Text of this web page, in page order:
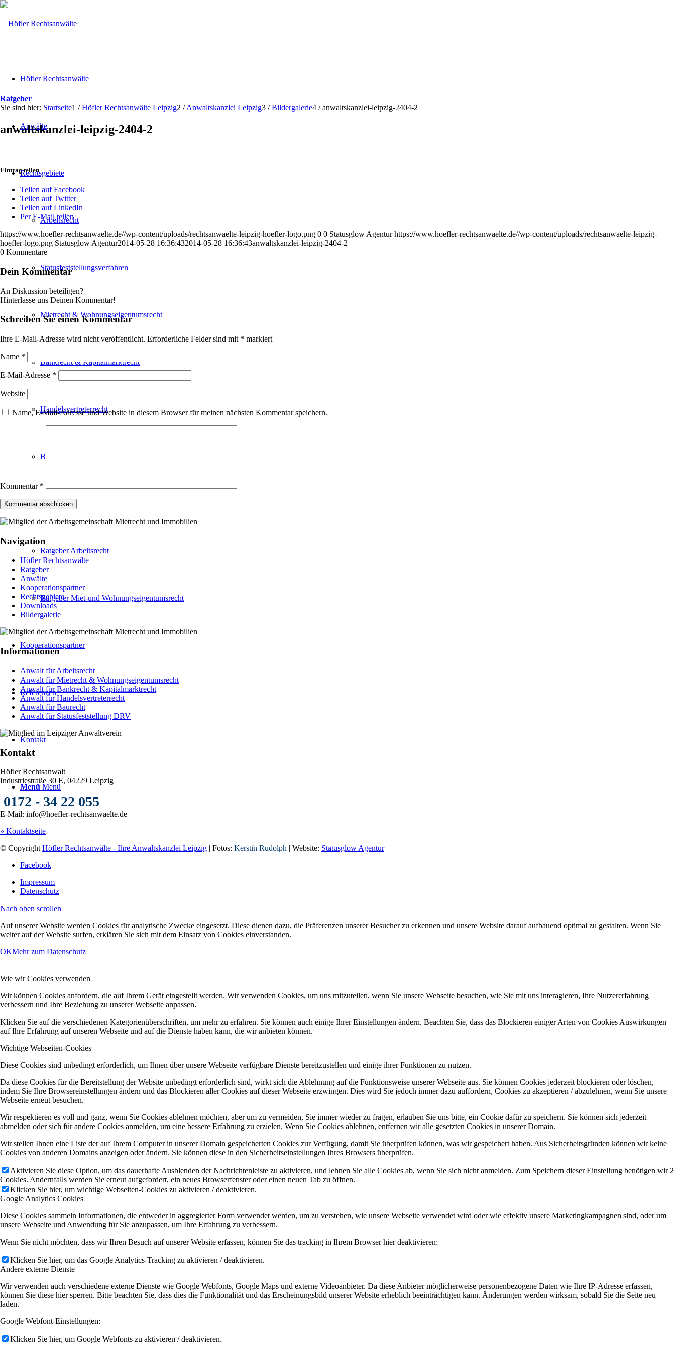
Höfler Rechtsanwälte
Anwälte
Rechtsgebiete
Arbeitsrecht
Statusfeststellungsverfahren
Mietrecht & Wohnungseigentumsrecht
Bankrecht & Kapitalmarktrecht
Handelsvertreterrecht
Baurecht
Ratgeber
Ratgeber Arbeitsrecht
Ratgeber Miet-und Wohnungseigentumsrecht
Kooperationspartner
Referenzen
Kontakt
Menü Menü
Ratgeber
Sie sind hier: Startseite1 / Höfler Rechtsanwälte Leipzig2 / Anwaltskanzlei Leipzig3 / Bildergalerie4 / anwaltskanzlei-leipzig-2404-2
anwaltskanzlei-leipzig-2404-2
Eintrag teilen
Teilen auf Facebook
Teilen auf Twitter
Teilen auf LinkedIn
Per E-Mail teilen
https://www.hoefler-rechtsanwaelte.de//wp-content/uploads/rechtsanwaelte-leipzig-hoefler-logo.png 0 0 Statusglow Agentur https://www.hoefler-rechtsanwaelte.de//wp-content/uploads/rechtsanwaelte-leipzig-
hoefler-logo.png Statusglow Agentur2014-05-28 16:36:432014-05-28 16:36:43anwaltskanzlei-leipzig-2404-2
0 Kommentare
Dein Kommentar
An Diskussion beteiligen?
Hinterlasse uns Deinen Kommentar!
Schreiben Sie einen Kommentar
Ihre E-Mail-Adresse wird nicht veröffentlicht. Erforderliche Felder sind mit * markiert
Name *
E-Mail-Adresse *
Website
Name, E-Mail-Adresse und Website in diesem Browser für meinen nächsten Kommentar speichern.
Kommentar *
Navigation
Höfler Rechtsanwälte
Ratgeber
Anwälte
Kooperationspartner
Rechtsgebiete
Downloads
Bildergalerie
Informationen
Anwalt für Arbeitsrecht
Anwalt für Mietrecht & Wohnungseigentumsrecht
Anwalt für Bankrecht & Kapitalmarktrecht
Anwalt für Handelsvertreterrecht
Anwalt für Baurecht
Anwalt für Statusfeststellung DRV
Kontakt
Höfler Rechtsanwalt
Industriestraße 30 E, 04229 Leipzig
0172 - 34 22 055
E-Mail: info@hoefler-rechtsanwaelte.de
» Kontaktseite
© Copyright Höfler Rechtsanwälte - Ihre Anwaltskanzlei Leipzig | Fotos: Kerstin Rudolph | Website: Statusglow Agentur
Facebook
Impressum
Datenschutz
Nach oben scrollen
Auf unserer Website werden Cookies für analytische Zwecke eingesetzt. Diese dienen dazu, die Präferenzen unserer Besucher zu erkennen und unsere Website darauf aufbauend optimal zu gestalten. Wenn Sie
weiter auf der Website surfen, erklären Sie sich mit dem Einsatz von Cookies einverstanden.
OKMehr zum Datenschutz
Wie wir Cookies verwenden
Wir können Cookies anfordern, die auf Ihrem Gerät eingestellt werden. Wir verwenden Cookies, um uns mitzuteilen, wenn Sie unsere Webseite besuchen, wie Sie mit uns interagieren, Ihre Nutzererfahrung
verbessern und Ihre Beziehung zu unserer Webseite anpassen.
Klicken Sie auf die verschiedenen Kategorienüberschriften, um mehr zu erfahren. Sie können auch einige Ihrer Einstellungen ändern. Beachten Sie, dass das Blockieren einiger Arten von Cookies Auswirkungen
auf Ihre Erfahrung auf unseren Webseite und auf die Dienste haben kann, die wir anbieten können.
Wichtige Webseiten-Cookies
Diese Cookies sind unbedingt erforderlich, um Ihnen über unsere Webseite verfügbare Dienste bereitzustellen und einige ihrer Funktionen zu nutzen.
Da diese Cookies für die Bereitstellung der Website unbedingt erforderlich sind, wirkt sich die Ablehnung auf die Funktionsweise unserer Webseite aus. Sie können Cookies jederzeit blockieren oder löschen,
indem Sie Ihre Browsereinstellungen ändern und das Blockieren aller Cookies auf dieser Webseite erzwingen. Dies wird Sie jedoch immer dazu auffordern, Cookies zu akzeptieren / abzulehnen, wenn Sie unsere
Webseite erneut besuchen.
Wir respektieren es voll und ganz, wenn Sie Cookies ablehnen möchten, aber um zu vermeiden, Sie immer wieder zu fragen, erlauben Sie uns bitte, ein Cookie dafür zu speichern. Sie können sich jederzeit
abmelden oder sich für andere Cookies anmelden, um eine bessere Erfahrung zu erzielen. Wenn Sie Cookies ablehnen, entfernen wir alle gesetzten Cookies in unserer Domain.
Wir stellen Ihnen eine Liste der auf Ihrem Computer in unserer Domain gespeicherten Cookies zur Verfügung, damit Sie überprüfen können, was wir gespeichert haben. Aus Sicherheitsgründen können wir keine
Cookies von anderen Domains anzeigen oder ändern. Sie können diese in den Sicherheitseinstellungen Ihres Browsers überprüfen.
Aktivieren Sie diese Option, um das dauerhafte Ausblenden der Nachrichtenleiste zu aktivieren, und lehnen Sie alle Cookies ab, wenn Sie sich nicht anmelden. Zum Speichern dieser Einstellung benötigen wir 2
Cookies. Andernfalls werden Sie erneut aufgefordert, ein neues Browserfenster oder einen neuen Tab zu öffnen.
Klicken Sie hier, um wichtige Webseiten-Cookies zu aktivieren / deaktivieren.
Google Analytics Cookies
Diese Cookies sammeln Informationen, die entweder in aggregierter Form verwendet werden, um zu verstehen, wie unsere Webseite verwendet wird oder wie effektiv unsere Marketingkampagnen sind, oder um
unsere Webseite und Anwendung für Sie anzupassen, um Ihre Erfahrung zu verbessern.
Wenn Sie nicht möchten, dass wir Ihren Besuch auf unserer Website erfassen, können Sie das tracking in Ihrem Browser hier deaktivieren:
Klicken Sie hier, um das Google Analytics-Tracking zu aktivieren / deaktivieren.
Andere externe Dienste
Wir verwenden auch verschiedene externe Dienste wie Google Webfonts, Google Maps und externe Videoanbieter. Da diese Anbieter möglicherweise personenbezogene Daten wie Ihre IP-Adresse erfassen,
können Sie diese hier sperren. Bitte beachten Sie, dass dies die Funktionalität und das Erscheinungsbild unserer Website erheblich beeinträchtigen kann. Änderungen werden wirksam, sobald Sie die Seite neu
laden.
Google Webfont-Einstellungen:
Klicken Sie hier, um Google Webfonts zu aktivieren / deaktivieren.